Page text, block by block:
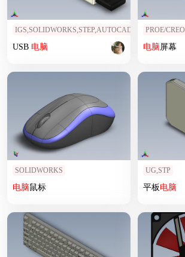
IGS,SOLIDWORKS,STEP,AUTOCAD
USB 电脑
PROE/CREO
电脑屏幕
SOLIDWORKS
电脑鼠标
UG,STP
平板电脑